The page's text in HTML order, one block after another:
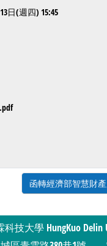
日(週四) 15:45
函轉經濟部智慧財
大學 HungKuo Delin